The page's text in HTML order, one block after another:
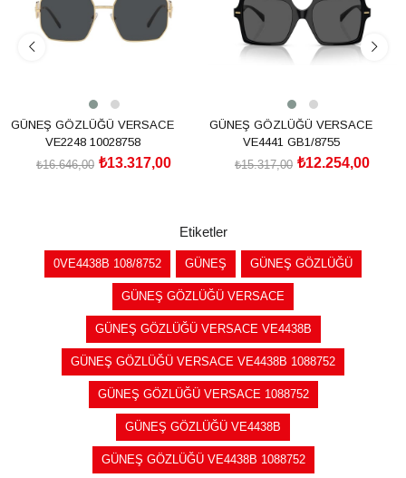
GÜNEŞ GÖZLÜĞÜ VERSACE
VE2248 10028758
₺13.317,00
₺16.646,00
GÜNEŞ GÖZLÜĞÜ VERSACE
VE4441 GB1/8755
₺12.254,00
₺15.317,00
Etiketler
0VE4438B 108/8752 GÜNEŞ GÜNEŞ GÖZLÜĞÜ
GÜNEŞ GÖZLÜĞÜ VERSACE
GÜNEŞ GÖZLÜĞÜ VERSACE VE4438B
GÜNEŞ GÖZLÜĞÜ VERSACE VE4438B 1088752
GÜNEŞ GÖZLÜĞÜ VERSACE 1088752
GÜNEŞ GÖZLÜĞÜ VE4438B
GÜNEŞ GÖZLÜĞÜ VE4438B 1088752